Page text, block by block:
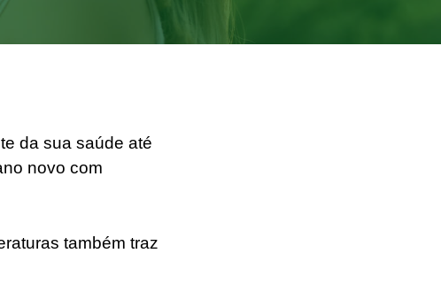
da sua saúde até
novo com
também traz